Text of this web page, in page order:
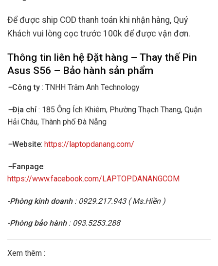
Để được ship COD thanh toán khi nhận hàng, Quý
Khách vui lòng cọc trước 100k để được vận đơn.
Thông tin liên hệ Đặt hàng – Thay thế Pin
Asus S56 – Bảo hành sản phẩm
–Công ty : TNHH Trâm Anh Technology
–Địa chỉ : 185 Ông Ích Khiêm, Phường Thạch Thang, Quận
Hải Châu, Thành phố Đà Nẵng
–Website: https://laptopdanang.com/
–Fanpage:
https://www.facebook.com/LAPTOPDANANGCOM
-Phòng kinh doanh: 0929.217.943 ( Ms.Hiền )
-Phòng bảo hành: 093.5253.288
Xem thêm :